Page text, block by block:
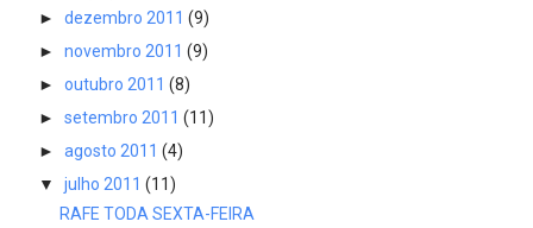
► dezembro 2011 (9)
► novembro 2011 (9)
► outubro 2011 (8)
► setembro 2011 (11)
► agosto 2011 (4)
▼ julho 2011 (11)
RAFE TODA SEXTA-FEIRA